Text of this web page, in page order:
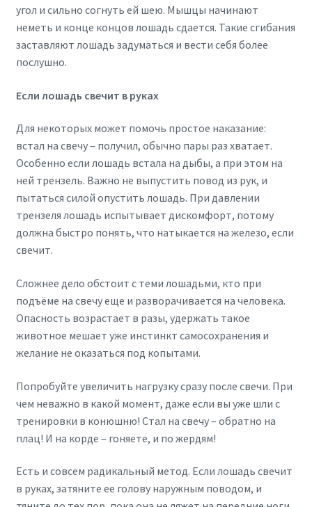
угол и сильно согнуть ей шею. Мышцы начинают
неметь и конце концов лошадь сдается. Такие сгибания
заставляют лошадь задуматься и вести себя более
послушно.
Если лошадь свечит в руках
Для некоторых может помочь простое наказание:
встал на свечу – получил, обычно пары раз хватает.
Особенно если лошадь встала на дыбы, а при этом на
ней трензель. Важно не выпустить повод из рук, и
пытаться силой опустить лошадь. При давлении
трензеля лошадь испытывает дискомфорт, потому
должна быстро понять, что натыкается на железо, если
свечит.
Сложнее дело обстоит с теми лошадьми, кто при
подъёме на свечу еще и разворачивается на человека.
Опасность возрастает в разы, удержать такое
животное мешает уже инстинкт самосохранения и
желание не оказаться под копытами.
Попробуйте увеличить нагрузку сразу после свечи. При
чем неважно в какой момент, даже если вы уже шли с
тренировки в конюшню! Стал на свечу – обратно на
плац! И на корде – гоняете, и по жердям!
Есть и совсем радикальный метод. Если лошадь свечит
в руках, затяните ее голову наружным поводом, и